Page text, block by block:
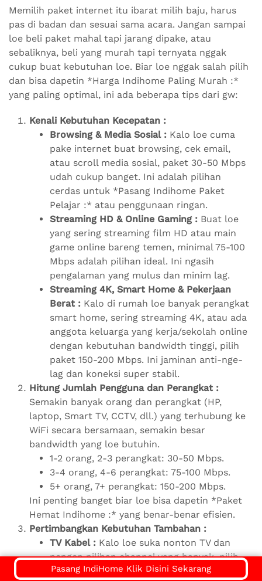
Memilih paket internet itu ibarat milih baju, harus
pas di badan dan sesuai sama acara. Jangan sampai
loe beli paket mahal tapi jarang dipake, atau
sebaliknya, beli yang murah tapi ternyata nggak
cukup buat kebutuhan loe. Biar loe nggak salah pilih
dan bisa dapetin *Harga Indihome Paling Murah :*
yang paling optimal, ini ada beberapa tips dari gw:
Kenali Kebutuhan Kecepatan :
Browsing & Media Sosial : Kalo loe cuma
pake internet buat browsing, cek email,
atau scroll media sosial, paket 30-50 Mbps
udah cukup banget. Ini adalah pilihan
cerdas untuk *Pasang Indihome Paket
Pelajar :* atau penggunaan ringan.
Streaming HD & Online Gaming : Buat loe
yang sering streaming film HD atau main
game online bareng temen, minimal 75-100
Mbps adalah pilihan ideal. Ini ngasih
pengalaman yang mulus dan minim lag.
Streaming 4K, Smart Home & Pekerjaan
Berat : Kalo di rumah loe banyak perangkat
smart home, sering streaming 4K, atau ada
anggota keluarga yang kerja/sekolah online
dengan kebutuhan bandwidth tinggi, pilih
paket 150-200 Mbps. Ini jaminan anti-nge-
lag dan koneksi super stabil.
Hitung Jumlah Pengguna dan Perangkat :
Semakin banyak orang dan perangkat (HP,
laptop, Smart TV, CCTV, dll.) yang terhubung ke
WiFi secara bersamaan, semakin besar
bandwidth yang loe butuhin.
1-2 orang, 2-3 perangkat: 30-50 Mbps.
3-4 orang, 4-6 perangkat: 75-100 Mbps.
5+ orang, 7+ perangkat: 150-200 Mbps.
Ini penting banget biar loe bisa dapetin *Paket
Hemat Indihome :* yang benar-benar efisien.
Pertimbangkan Kebutuhan Tambahan :
TV Kabel : Kalo loe suka nonton TV dan
pengen pilihan channel yang banyak, pilih
paket Internet + TV. Ini lebih hemat
Pasang IndiHome Klik Disini Sekarang